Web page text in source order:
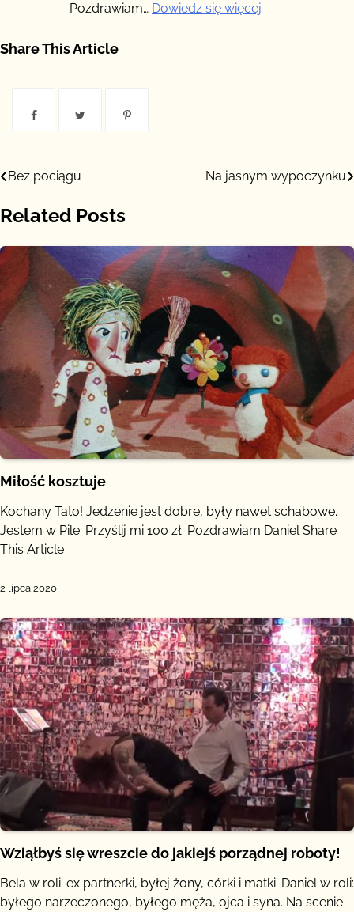
Pozdrawiam… Dowiedz się więcej
Share This Article
Nawigacja
wpisu
Bez pociągu Na jasnym wypoczynku
Related Posts
Miłość kosztuje
Kochany Tato! Jedzenie jest dobre, były nawet schabowe.
Jestem w Pile. Przyślij mi 100 zł. Pozdrawiam Daniel Share
This Article
2 lipca 2020
Wziąłbyś się wreszcie do jakiejś porządnej roboty!
Bela w roli: ex partnerki, byłej żony, córki i matki. Daniel w roli:
byłego narzeczonego, byłego męża, ojca i syna. Na scenie